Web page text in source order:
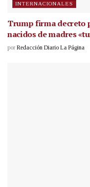
INTERNACIONALES
Trump firma decreto
nacidos de madres
por Redacción Diario La Página